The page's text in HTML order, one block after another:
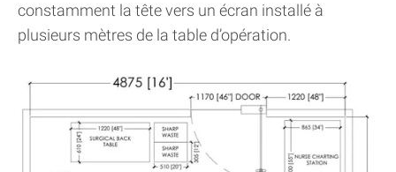
constamment la tête vers un écran installé à
plusieurs mètres de la table d’opération.